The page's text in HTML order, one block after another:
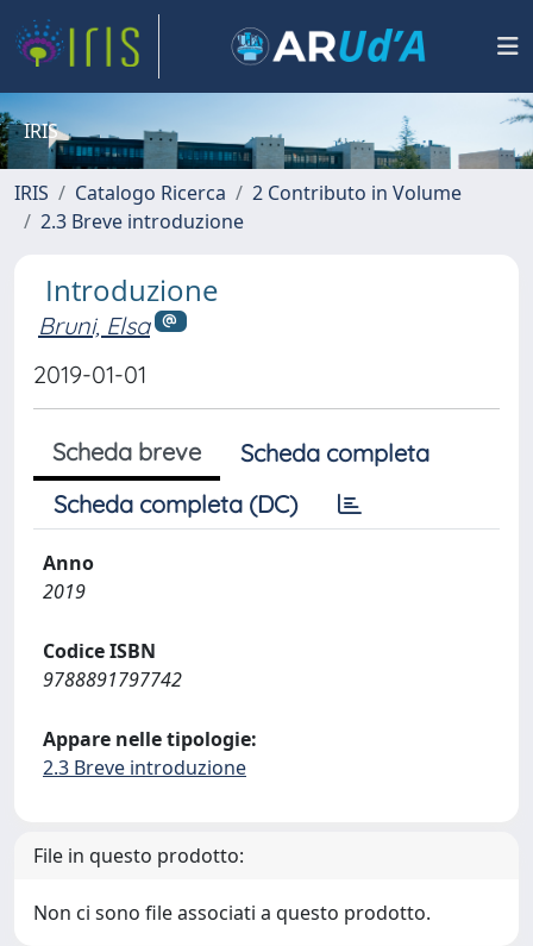
IRIS
IRIS Catalogo Ricerca
2 Contributo in Volume
2.3 Breve introduzione
Introduzione
Bruni, Elsa
2019-01-01
Scheda breve
Scheda completa
Scheda completa (DC)
Anno
2019
Codice ISBN
9788891797742
Appare nelle tipologie:
2.3 Breve introduzione
File in questo prodotto:
Non ci sono file associati a questo prodotto.